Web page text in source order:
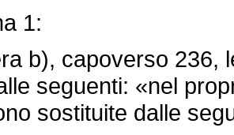
1:
b), capoverso 236,
seguenti: «nel
sostituite dalle